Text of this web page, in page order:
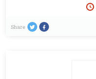
Share